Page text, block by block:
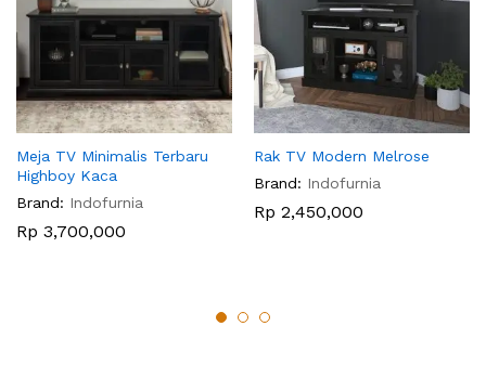
Meja TV Minimalis Terbaru
Highboy Kaca
Brand: Indofurnia
Rp 3,700,000
Rak TV Modern Melrose
Brand: Indofurnia
Rp 2,450,000